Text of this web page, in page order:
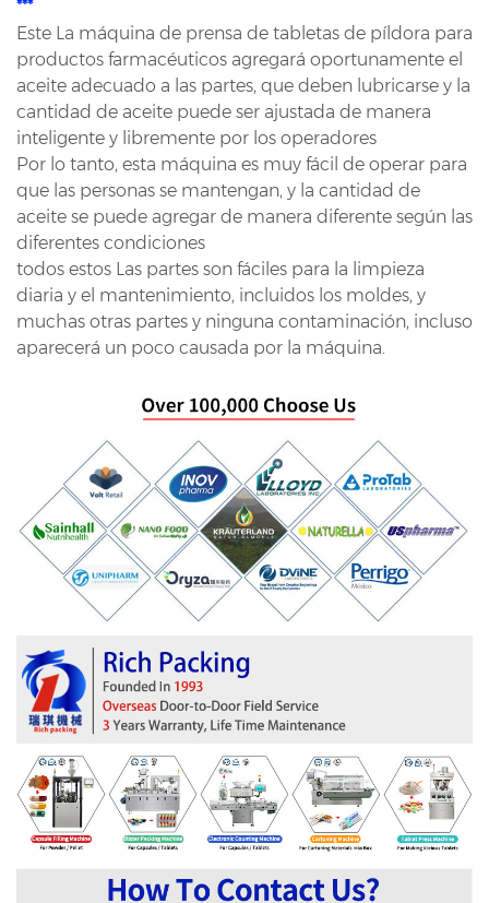
***
Este La máquina de prensa de tabletas de píldora para
productos farmacéuticos agregará oportunamente el
aceite adecuado a las partes, que deben lubricarse y la
cantidad de aceite puede ser ajustada de manera
inteligente y libremente por los operadores
Por lo tanto, esta máquina es muy fácil de operar para
que las personas se mantengan, y la cantidad de
aceite se puede agregar de manera diferente según las
diferentes condiciones
todos estos Las partes son fáciles para la limpieza
diaria y el mantenimiento, incluidos los moldes, y
muchas otras partes y ninguna contaminación, incluso
aparecerá un poco causada por la máquina.